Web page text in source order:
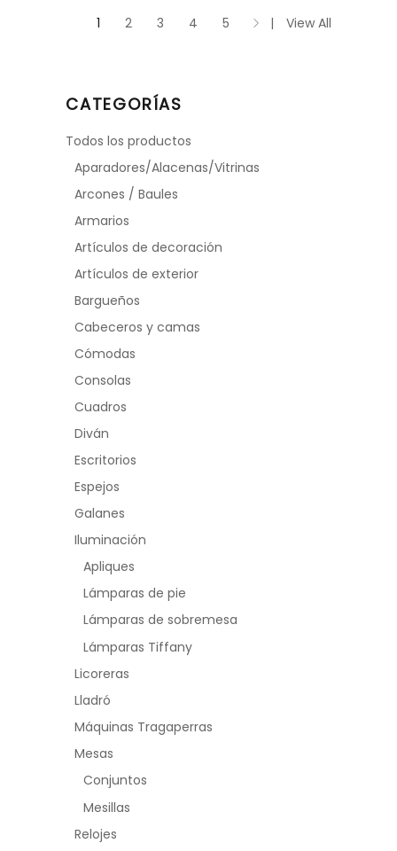
1 2 3 4 5 View All
CATEGORÍAS
Todos los productos
Aparadores/Alacenas/Vitrinas
Arcones / Baules
Armarios
Artículos de decoración
Artículos de exterior
Bargueños
Cabeceros y camas
Cómodas
Consolas
Cuadros
Diván
Escritorios
Espejos
Galanes
Iluminación
Apliques
Lámparas de pie
Lámparas de sobremesa
Lámparas Tiffany
Licoreras
Lladró
Máquinas Tragaperras
Mesas
Conjuntos
Mesillas
Relojes